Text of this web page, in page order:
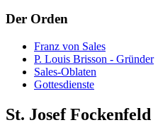
Der Orden
Franz von Sales
P. Louis Brisson - Gründer
Sales-Oblaten
Gottesdienste
St. Josef Fockenfeld